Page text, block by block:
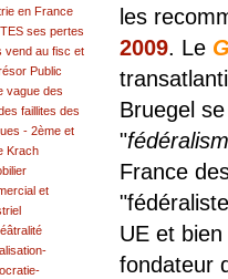
les
2009. Le
Bruegel
"
France
UE et
fondateur
en France
ses pertes
vend au fisc et
Public
vague des
faillites des
- 2ème et
Krach
et